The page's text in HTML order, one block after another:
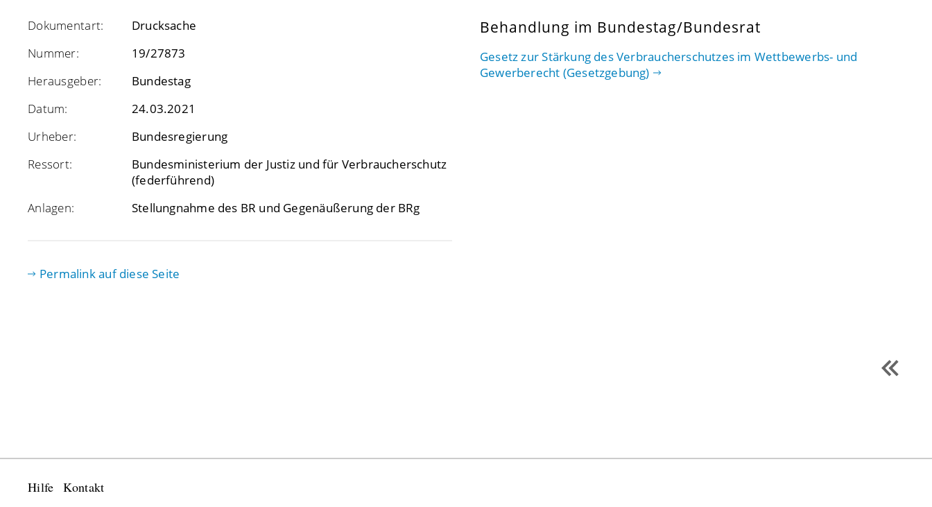
Dokumentart:
Drucksache
Nummer:
19/27873
Herausgeber:
Bundestag
Datum:
24.03.2021
Urheber:
Bundesregierung
Ressort:
Bundesministerium der Justiz und für Verbraucherschutz
(federführend)
Anlagen:
Stellungnahme des BR und Gegenäußerung der BRg
Permalink auf diese Seite
Behandlung im Bundestag/Bundesrat
Gesetz zur Stärkung des Verbraucherschutzes im Wettbewerbs- und
Gewerberecht (Gesetzgebung)
Hilfe Kontakt